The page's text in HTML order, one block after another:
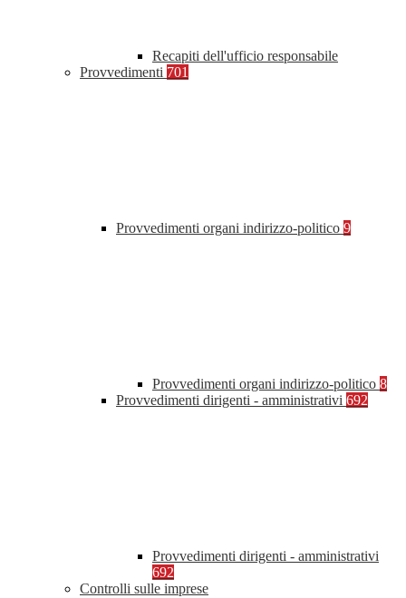
Recapiti dell'ufficio responsabile
Provvedimenti 701
Provvedimenti organi indirizzo-politico 9
Provvedimenti organi indirizzo-politico 8
Provvedimenti dirigenti - amministrativi 692
Provvedimenti dirigenti - amministrativi
692
Controlli sulle imprese